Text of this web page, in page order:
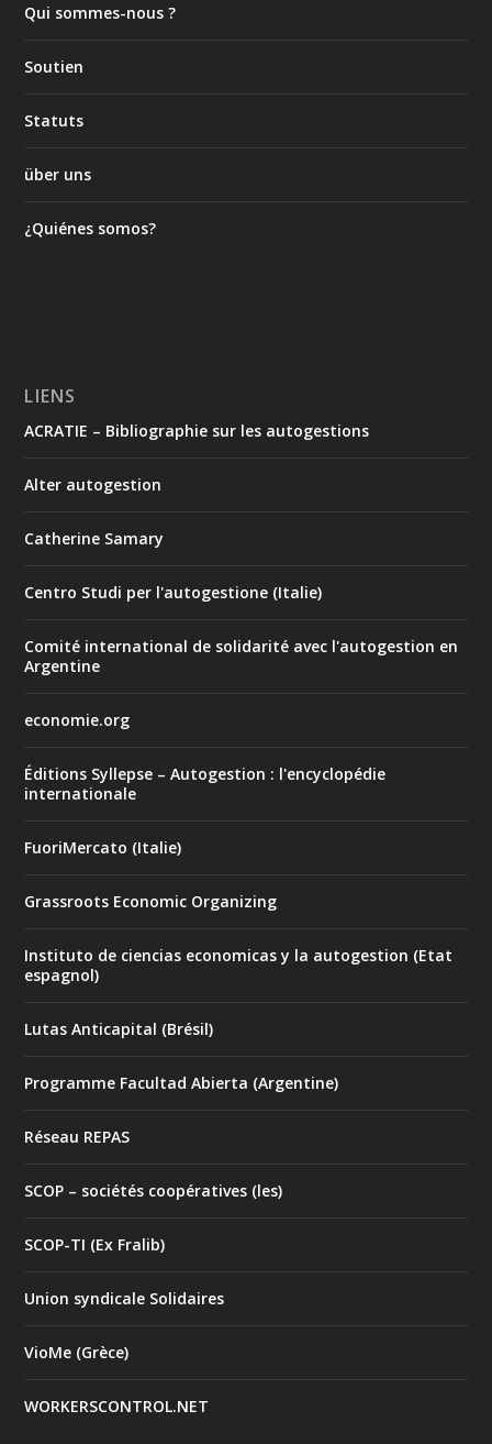
Qui sommes-nous ?
Soutien
Statuts
über uns
¿Quiénes somos?
LIENS
ACRATIE – Bibliographie sur les autogestions
Alter autogestion
Catherine Samary
Centro Studi per l'autogestione (Italie)
Comité international de solidarité avec l'autogestion en
Argentine
economie.org
Éditions Syllepse – Autogestion : l'encyclopédie
internationale
FuoriMercato (Italie)
Grassroots Economic Organizing
Instituto de ciencias economicas y la autogestion (Etat
espagnol)
Lutas Anticapital (Brésil)
Programme Facultad Abierta (Argentine)
Réseau REPAS
SCOP – sociétés coopératives (les)
SCOP-TI (Ex Fralib)
Union syndicale Solidaires
VioMe (Grèce)
WORKERSCONTROL.NET